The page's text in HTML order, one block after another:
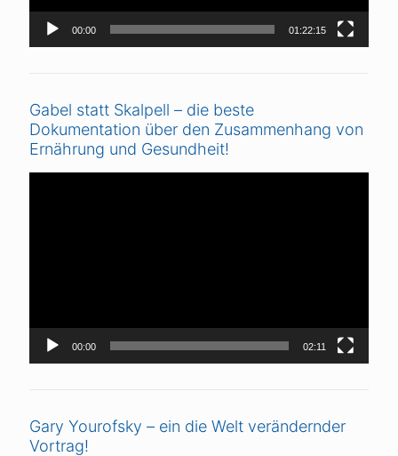
00:00 01:22:15
Gabel statt Skalpell – die beste
Dokumentation über den Zusammenhang von
Ernährung und Gesundheit!
00:00 02:11
Gary Yourofsky – ein die Welt verändernder
Vortrag!